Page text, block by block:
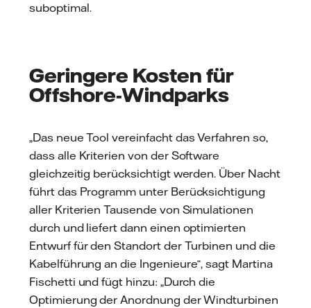
suboptimal.
Geringere Kosten für
Offshore-Windparks
„Das neue Tool vereinfacht das Verfahren so,
dass alle Kriterien von der Software
gleichzeitig berücksichtigt werden. Über Nacht
führt das Programm unter Berücksichtigung
aller Kriterien Tausende von Simulationen
durch und liefert dann einen optimierten
Entwurf für den Standort der Turbinen und die
Kabelführung an die Ingenieure“, sagt Martina
Fischetti und fügt hinzu: „Durch die
Optimierung der Anordnung der Windturbinen